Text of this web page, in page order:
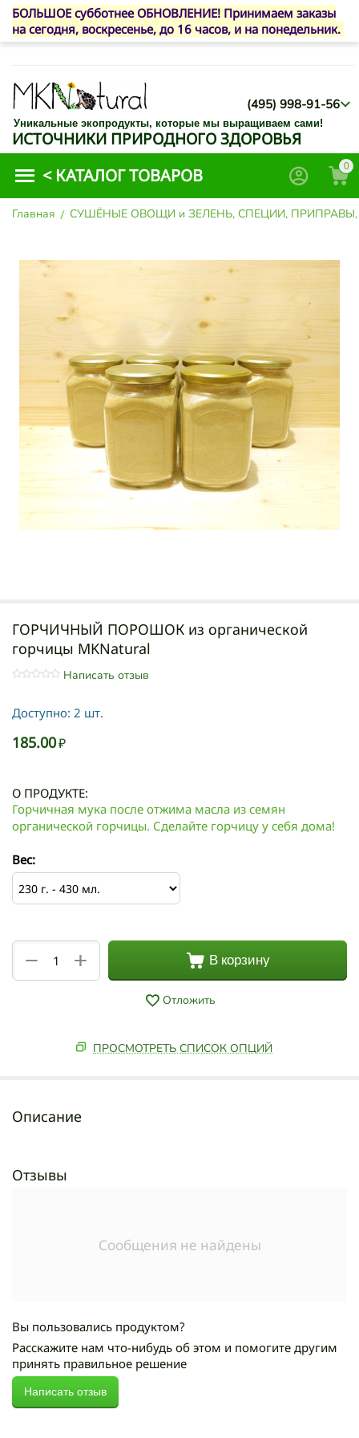
БОЛЬШОЕ субботнее ОБНОВЛЕНИЕ! Принимаем заказы
на сегодня, воскресенье, до 16 часов, и на понедельник.
(495) 998-91-56
Уникальные экопродукты, которые мы выращиваем сами!
ИСТОЧНИКИ ПРИРОДНОГО ЗДОРОВЬЯ
< КАТАЛОГ ТОВАРОВ 0
Главная / СУШЁНЫЕ ОВОЩИ и ЗЕЛЕНЬ, СПЕЦИИ,
ГОРЧИЧНЫЙ ПОРОШОК из органической
горчицы MKNatural
Написать отзыв
Доступно: 2 шт.
185.00₽
О ПРОДУКТЕ:
Горчичная мука после отжима масла из семян
органической горчицы. Сделайте горчицу у себя дома!
Вес:
+
− В корзину
Отложить
ПРОСМОТРЕТЬ СПИСОК ОПЦИЙ
Описание
Отзывы
Сообщения не найдены
Вы пользовались продуктом?
Расскажите нам что-нибудь об этом и помогите другим
принять правильное решение
Написать отзыв